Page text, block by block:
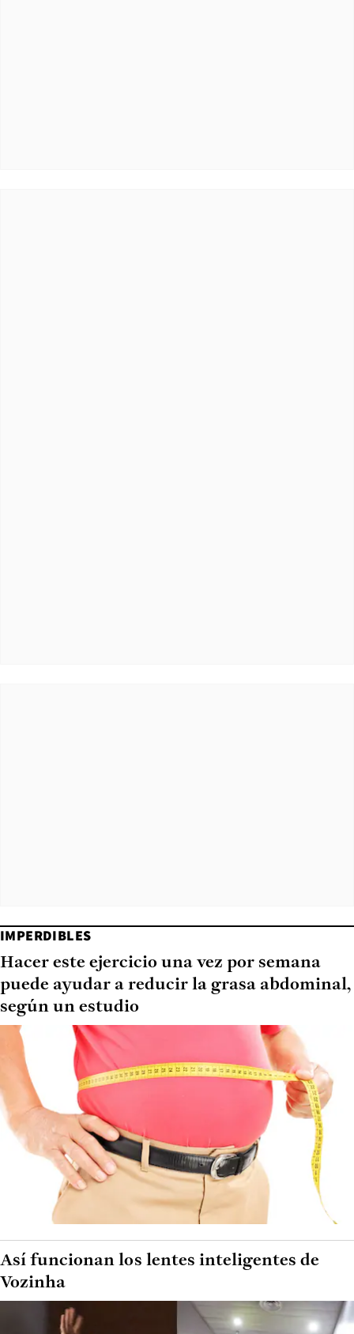
IMPERDIBLES
Hacer este ejercicio una vez por semana
puede ayudar a reducir la grasa abdominal,
según un estudio
Así funcionan los lentes inteligentes de
Vozinha